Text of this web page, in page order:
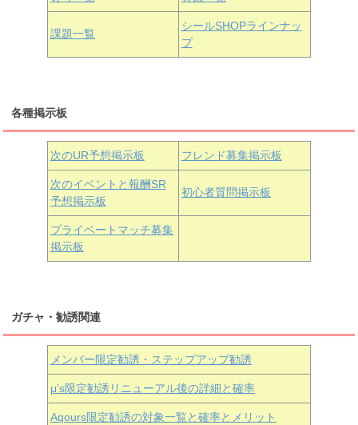
浦の星女学院3年生
黒澤ダイヤ
朝香果林 近江彼方 エマ・ヴェルデ
課題一覧
シールSHOPラインナッ
プ
各種掲示板
次のUR予想掲示板 フレンド募集掲示板
次のイベントと報酬SR
予想掲示板
初心者質問掲示板
プライベートマッチ募集
掲示板
ガチャ・勧誘関連
メンバー限定勧誘・ステップアップ勧誘
μ’s限定勧誘リニューアル後の詳細と確率
Aqours限定勧誘の対象一覧と確率とメリット